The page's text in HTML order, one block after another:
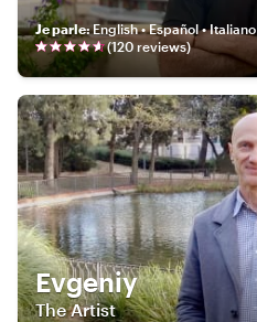
Je parle:English • Español • Italiano
(120 reviews)
Evgeniy
The Artist